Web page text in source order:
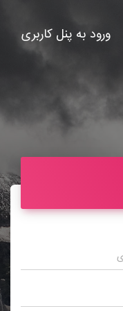
ورود به پنل کاربری